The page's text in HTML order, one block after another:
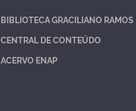
BIBLIOTECA GRACILIANO RAMOS
CENTRAL DE CONTEÚDO
ACERVO ENAP